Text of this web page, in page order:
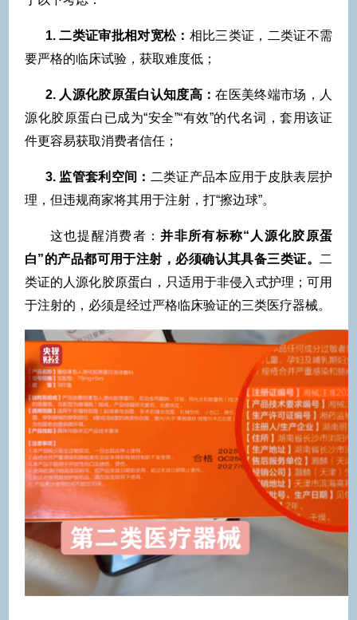
1. 二类证审批相对宽松： 相比三类证，二类证不需
要严格的临床试验，获取难度低；
2. 人源化胶原蛋白认知度高：在医美终端市场，人
源化胶原蛋白已成为“安全”“有效”的代名词，套用该证
件更容易获取消费者信任；
3. 监管套利空间： 二类证产品本应用于皮肤表层护
理，但违规商家将其用于注射，打“擦边球”。
这也提醒消费者：并非所有标称“人源化胶原蛋
白”的产品都可用于注射，必须确认其具备三类证。
二
类证的人源化胶原蛋白，只适用于非侵入式护理；可用
于注射的，必须是经过严格临床验证的三类医疗器械。